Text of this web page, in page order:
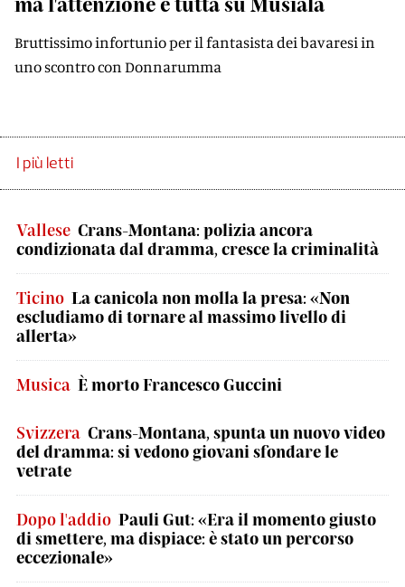
Bruttissimo infortunio per il fantasista dei bavaresi in
uno scontro con Donnarumma
I più letti
Vallese Crans-Montana: polizia ancora
condizionata dal dramma, cresce la criminalità
Ticino La canicola non molla la presa: «Non
escludiamo di tornare al massimo livello di
allerta»
Musica È morto Francesco Guccini
Svizzera Crans-Montana, spunta un nuovo video
del dramma: si vedono giovani sfondare le
vetrate
Dopo l'addio Pauli Gut: «Era il momento giusto
di smettere, ma dispiace: è stato un percorso
eccezionale»